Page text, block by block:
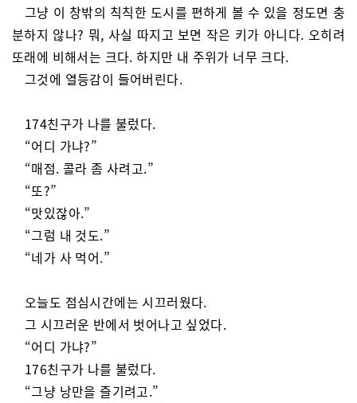
그냥 이 창밖의 칙칙한 도시를 편하게 볼 수 있을 정도면 충
분하지 않나? 뭐, 사실 따지고 보면 작은 키가 아니다. 오히려
또래에 비해서는 크다. 하지만 내 주위가 너무 크다.
그것에 열등감이 들어버린다.
174친구가 나를 불렀다.
“어디 가냐?”
“매점. 콜라 좀 사려고.”
“또?”
“맛있잖아.”
“그럼 내 것도.”
“네가 사 먹어.”
오늘도 점심시간에는 시끄러웠다.
그 시끄러운 반에서 벗어나고 싶었다.
“어디 가냐?”
176친구가 나를 불렀다.
“그냥 낭만을 즐기려고.”